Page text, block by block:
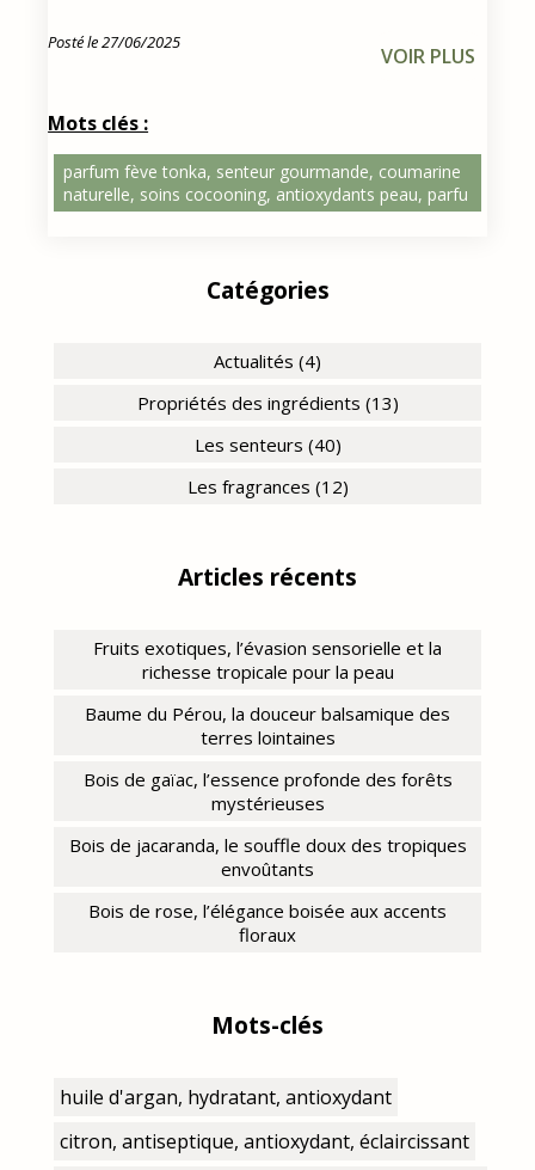
Posté le 27/06/2025
VOIR PLUS
Mots clés :
parfum fève tonka, senteur gourmande, coumarine
naturelle, soins cocooning, antioxydants peau, parfu
Catégories
Actualités (4)
Propriétés des ingrédients (13)
Les senteurs (40)
Les fragrances (12)
Articles récents
Fruits exotiques, l’évasion sensorielle et la
richesse tropicale pour la peau
Baume du Pérou, la douceur balsamique des
terres lointaines
Bois de gaïac, l’essence profonde des forêts
mystérieuses
Bois de jacaranda, le souffle doux des tropiques
envoûtants
Bois de rose, l’élégance boisée aux accents
floraux
Mots-clés
huile d'argan, hydratant, antioxydant
citron, antiseptique, antioxydant, éclaircissant